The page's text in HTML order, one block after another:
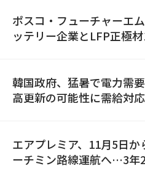
ポスコ・フューチャーエ
ッテリー企業とLFP正極
韓国政府、猛暑で電力需
高更新の可能性に需給対
エアプレミア、11月5日か
ーチミン路線運航へ…3年